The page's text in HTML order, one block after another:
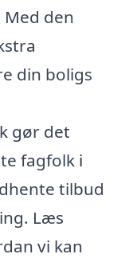
den
din boligs
gør det
fagfolk i
tilbud
Læs
vi kan